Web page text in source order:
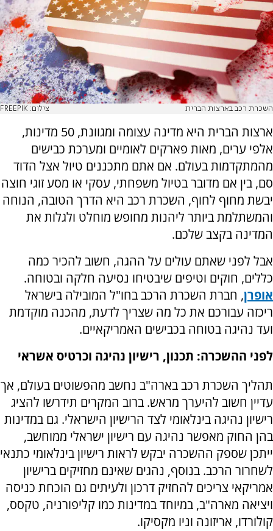
השכרת רכב בארצות הברית צילום: FREEPIK
ארצות הברית היא מדינה עצומה ומגוונת, 50 מדינות,
אלפי ערים, מאות פארקים לאומיים ומערכת כבישים
מהמתקדמות בעולם. אם אתם מתכננים טיול אצל הדוד
סם, בין אם מדובר בטיול משפחתי, עסקי או מסע זוגי חוצה
יבשת מחוף לחוף, השכרת רכב היא הדרך הטובה, הנוחה
והמשתלמת ביותר ליהנות מחופש מוחלט ולגלות את
המדינה בקצב שלכם.
אבל לפני שאתם עולים על ההגה, חשוב להכיר כמה
כללים, חוקים וטיפים שיבטיחו נסיעה חלקה ובטוחה.
אופרן, חברת השכרת הרכב בחו"ל המובילה בישראל
ריכזה עבורכם את כל מה שצריך לדעת, מהכנה מוקדמת
ועד נהיגה בטוחה בכבישים האמריקאיים.
לפני ההשכרה: תכנון, רישיון נהיגה וכרטיס אשראי
תהליך השכרת רכב בארה"ב נחשב מהפשוטים בעולם, אך
עדיין חשוב להיערך מראש. ברוב המקרים תידרשו להציג
רישיון נהיגה בינלאומי לצד הרישיון הישראלי. גם במדינות
בהן החוק מאפשר נהיגה עם רישיון ישראלי ממוחשב,
ייתכן שספק ההשכרה יבקש לראות רישיון בינלאומי כתנאי
לשחרור הרכב. בנוסף, נהגים שאינם מחזיקים ברישיון
אמריקאי צריכים להחזיק דרכון ולעיתים גם הוכחת כניסה
ויציאה מארה"ב, במיוחד במדינות כמו קליפורניה, טקסס,
קולורדו, אריזונה וניו מקסיקו.